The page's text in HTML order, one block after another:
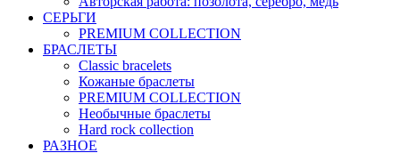
СЕРЬГИ
PREMIUM COLLECTION
БРАСЛЕТЫ
Classic bracelets
Кожаные браслеты
PREMIUM COLLECTION
Необычные браслеты
Hard rock collection
РАЗНОЕ